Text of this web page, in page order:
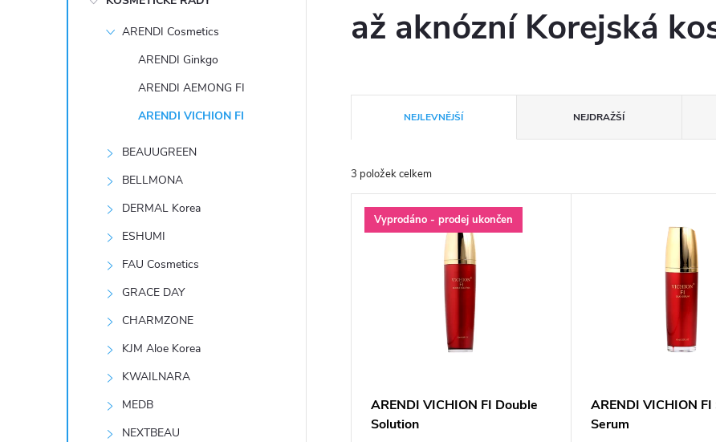
ARENDI Cosmetics
ARENDI Ginkgo
ARENDI AEMONG FI
ARENDI VICHION FI
BEAUUGREEN
BELLMONA
DERMAL Korea
ESHUMI
FAU Cosmetics
GRACE DAY
CHARMZONE
KJM Aloe Korea
KWAILNARA
MEDB
NEXTBEAU
až aknózní Korejská
a
z
e
NEJLEVNĚJŠÍ NEJDRAŽŠÍ
3 položek celkem
VVyprodáno - prodej ukončen
ARENDI VICHION FI Double
Solution
ARENDI VICHION
Serum